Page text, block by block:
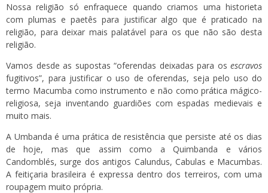
Nossa religião só enfraquece quando criamos uma historieta
com plumas e paetês para justificar algo que é praticado na
religião, para deixar mais palatável para os que não são desta
religião.
Vamos desde as supostas “oferendas deixadas para os escravos
fugitivos”, para justificar o uso de oferendas, seja pelo uso do
termo Macumba como instrumento e não como prática mágico-
religiosa, seja inventando guardiões com espadas medievais e
muito mais.
A Umbanda é uma prática de resistência que persiste até os dias
de hoje, mas que assim como a Quimbanda e vários
Candomblés, surge dos antigos Calundus, Cabulas e Macumbas.
A feitiçaria brasileira é expressa dentro dos terreiros, com uma
roupagem muito própria.